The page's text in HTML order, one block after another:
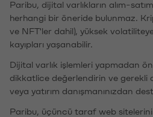
Paribu, dijital varlıkların alım-
herhangi bir öneride bulunmaz.
ve NFT'ler dahil), yüksek
kayıpları yaşanabilir.
Dijital varlık işlemleri yapmadan
dikkatlice değerlendirin ve gerekli
veya yatırım danışmanınızdan
Paribu, üçüncü taraf web